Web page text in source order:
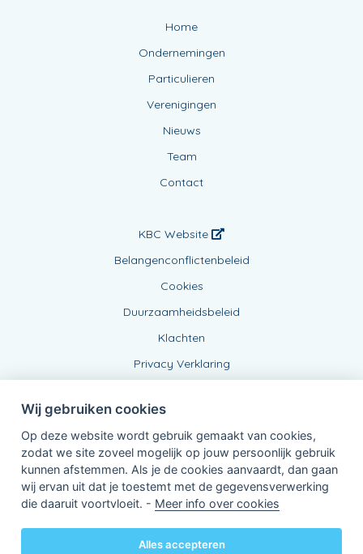
Home
Ondernemingen
Particulieren
Verenigingen
Nieuws
Team
Contact
KBC Website
Belangenconflictenbeleid
Cookies
Duurzaamheidsbeleid
Klachten
Privacy Verklaring
Verbonden Agent, BE 0734 841 118
van KBC Verzekeringen nv
3000 Leuven - Belgie
Wij gebruiken cookies
Op deze website wordt gebruik gemaakt van cookies,
zodat we site zoveel mogelijk op jouw persoonlijk gebruik
kunnen afstemmen. Als je de cookies aanvaardt, dan gaan
wij ervan uit dat je toestemt met de gegevensverwerking
die daaruit voortvloeit. - Meer info over cookies
Alles accepteren